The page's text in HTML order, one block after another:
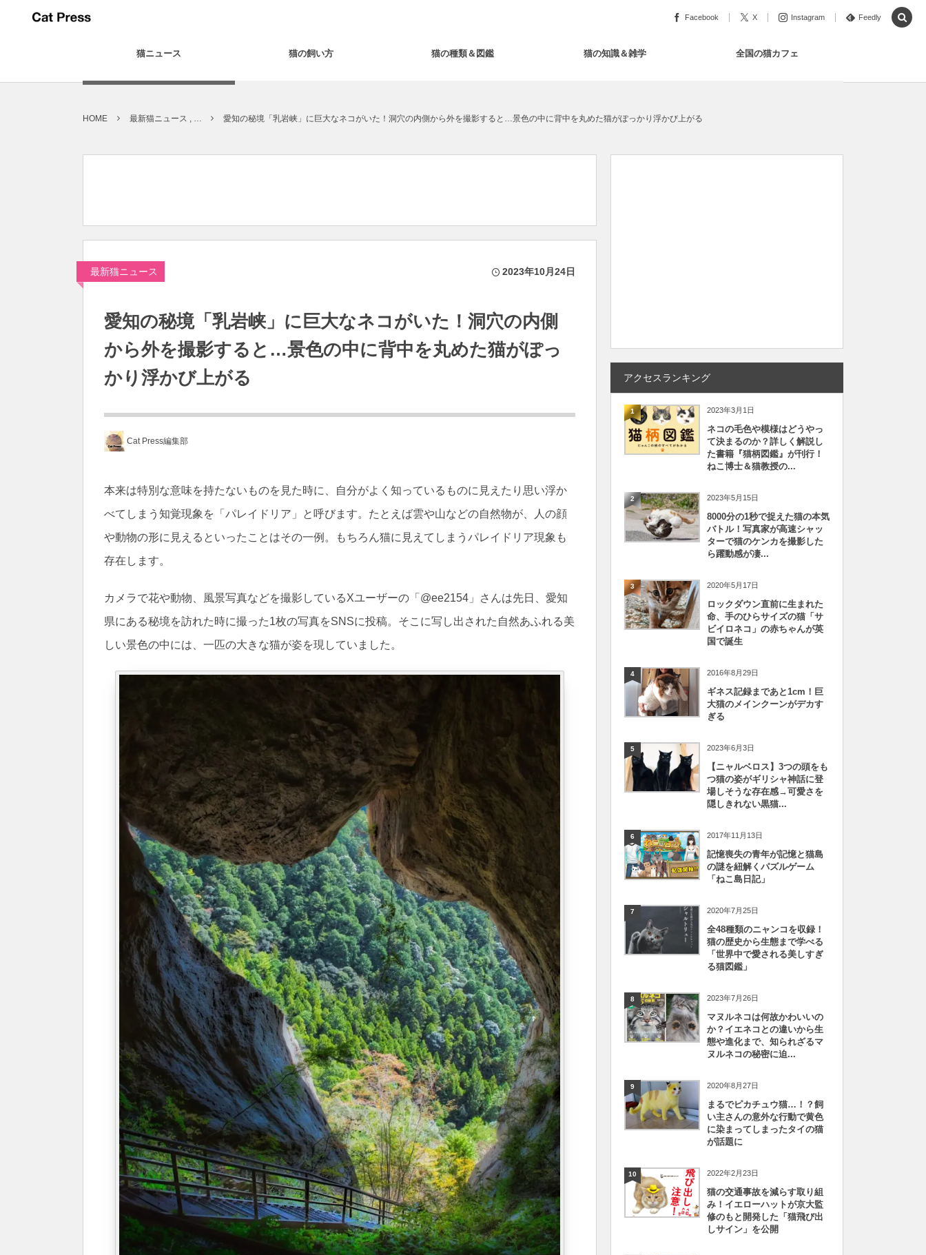
Facebook X Instagram Feedly
猫ニュース 猫の飼い方 猫の種類＆図鑑 猫の知識＆雑学 全国の猫カフェ
HOME 最新猫ニュース , … 愛知の秘境「乳岩峡」に巨大なネコがいた！洞穴の内側から外を撮影すると…景色の中に背中を丸めた猫がぽっかり浮かび上がる
最新猫ニュース 2023年10月24日
愛知の秘境「乳岩峡」に巨大なネコがいた！洞穴の内側
から外を撮影すると…景色の中に背中を丸めた猫がぽっ
かり浮かび上がる
Cat Press編集部
本来は特別な意味を持たないものを見た時に、自分がよく知っているものに見えたり思い浮か
べてしまう知覚現象を「パレイドリア」と呼びます。たとえば雲や山などの自然物が、人の顔
や動物の形に見えるといったことはその一例。もちろん猫に見えてしまうパレイドリア現象も
存在します。
カメラで花や動物、風景写真などを撮影しているXユーザーの「@ee2154」さんは先日、愛知
県にある秘境を訪れた時に撮った1枚の写真をSNSに投稿。そこに写し出された自然あふれる美
しい景色の中には、一匹の大きな猫が姿を現していました。
アクセスランキング
1 2023年3月1日
ネコの毛色や模様はどうやっ
て決まるのか？詳しく解説し
た書籍『猫柄図鑑』が刊行！
ねこ博士＆猫教授の...
2 2023年5月15日
8000分の1秒で捉えた猫の本気
バトル！写真家が高速シャッ
ターで猫のケンカを撮影した
ら躍動感が凄...
3 2020年5月17日
ロックダウン直前に生まれた
命、手のひらサイズの猫「サ
ビイロネコ」の赤ちゃんが英
国で誕生
4 2016年8月29日
ギネス記録まであと1cm！巨
大猫のメインクーンがデカす
ぎる
5 2023年6月3日
【ニャルベロス】3つの頭をも
つ猫の姿がギリシャ神話に登
場しそうな存在感→可愛さを
隠しきれない黒猫...
6 2017年11月13日
記憶喪失の青年が記憶と猫島
の謎を紐解くパズルゲーム
「ねこ島日記」
7 2020年7月25日
全48種類のニャンコを収録！
猫の歴史から生態まで学べる
「世界中で愛される美しすぎ
る猫図鑑」
8 2023年7月26日
マヌルネコは何故かわいいの
か？イエネコとの違いから生
態や進化まで、知られざるマ
ヌルネコの秘密に迫...
9 2020年8月27日
まるでピカチュウ猫…！？飼
い主さんの意外な行動で黄色
に染まってしまったタイの猫
が話題に
10 2022年2月23日
猫の交通事故を減らす取り組
み！イエローハットが京大監
修のもと開発した「猫飛び出
しサイン」を公開